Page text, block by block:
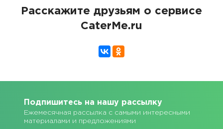
Расскажите друзьям о сервисе
CaterMe.ru
Подпишитесь на нашу рассылку
Ежемесячная рассылка с самыми интересными
материалами и предложениями